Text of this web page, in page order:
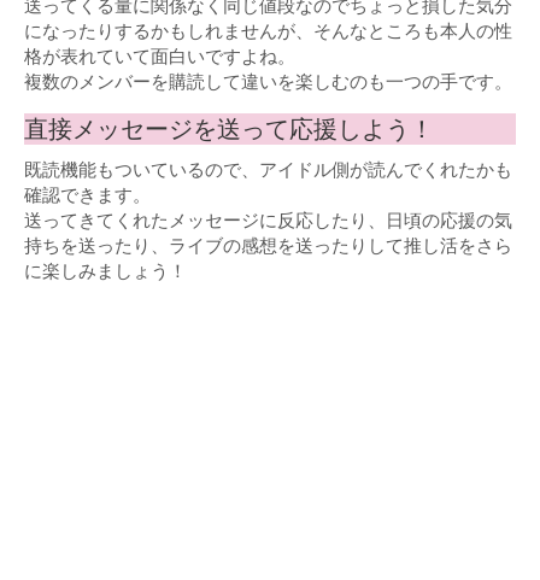
送ってくる量に関係なく同じ値段なのでちょっと損した気分
になったりするかもしれませんが、そんなところも本人の性
格が表れていて面白いですよね。
複数のメンバーを購読して違いを楽しむのも一つの手です。
直接メッセージを送って応援しよう！
既読機能もついているので、アイドル側が読んでくれたかも
確認できます。
送ってきてくれたメッセージに反応したり、日頃の応援の気
持ちを送ったり、ライブの感想を送ったりして推し活をさら
に楽しみましょう！